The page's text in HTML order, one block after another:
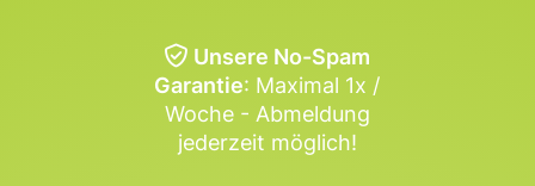
Unsere No-Spam
Garantie: Maximal 1x /
Woche - Abmeldung
jederzeit möglich!